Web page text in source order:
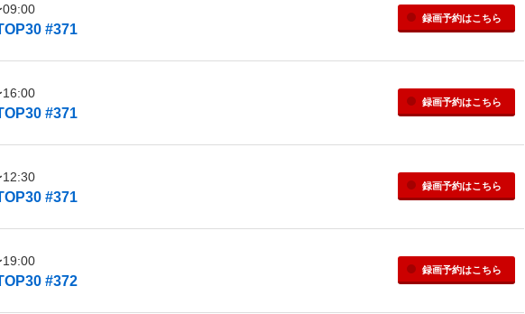
09:00
#371
録画予約はこちら
16:00
#371
録画予約はこちら
12:30
#371
録画予約はこちら
19:00
#372
録画予約はこちら